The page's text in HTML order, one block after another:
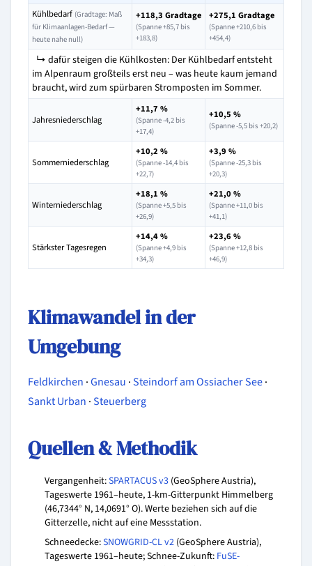
Kühlbedarf (Gradtage: Maß
für Klimaanlagen-Bedarf —
heute nahe null)
+118,3 Gradtage
(Spanne +85,7 bis
+183,8)
+275,1 Gradtage
(Spanne +210,6 bis
+454,4)
↳ dafür steigen die Kühlkosten: Der Kühlbedarf entsteht
im Alpenraum großteils erst neu – was heute kaum jemand
braucht, wird zum spürbaren Stromposten im Sommer.
Jahresniederschlag
+11,7 %
(Spanne -4,2 bis
+17,4)
+10,5 %
(Spanne -5,5 bis +20,2)
Sommerniederschlag
+10,2 %
(Spanne -14,4 bis
+22,7)
+3,9 %
(Spanne -25,3 bis
+20,3)
Winterniederschlag
+18,1 %
(Spanne +5,5 bis
+26,9)
+21,0 %
(Spanne +11,0 bis
+41,1)
Stärkster Tagesregen
+14,4 %
(Spanne +4,9 bis
+34,3)
+23,6 %
(Spanne +12,8 bis
+46,9)
Klimawandel in der
Umgebung
Feldkirchen ·Gnesau ·Steindorf am Ossiacher See·
Sankt Urban ·Steuerberg
Quellen & Methodik
Vergangenheit:SPARTACUS v3 (GeoSphere Austria),
Tageswerte 1961–heute, 1-km-Gitterpunkt Himmelberg
(46,7344° N, 14,0691° O). Werte beziehen sich auf die
Gitterzelle, nicht auf eine Messstation.
Schneedecke:SNOWGRID-CL v2 (GeoSphere Austria),
Tageswerte 1961–heute; Schnee-Zukunft: FuSE-